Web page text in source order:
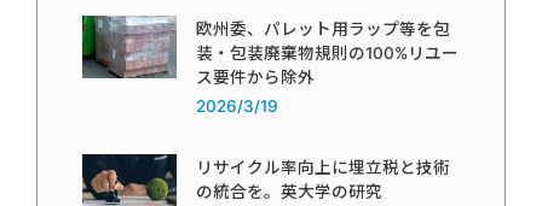
欧州委、パレット用ラップ等を包
装・包装廃棄物規則の100%リユー
ス要件から除外
2026/3/19
リサイクル率向上に埋立税と技術
の統合を。英大学の研究